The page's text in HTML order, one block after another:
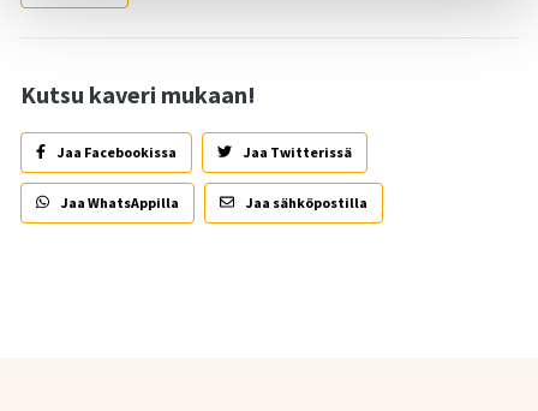
Kutsu kaveri mukaan!
Jaa Facebookissa Jaa Twitterissä
Jaa WhatsAppilla Jaa sähköpostilla